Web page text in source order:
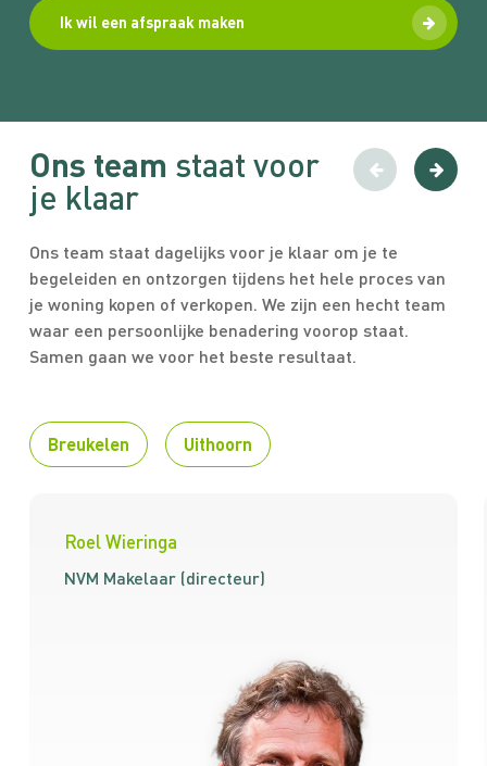
Ik wil een afspraak maken
Ons team staat voor
je klaar
Breukelen Uithoorn
Ons team staat dagelijks voor je klaar om je te
begeleiden en ontzorgen tijdens het hele proces van
je woning kopen of verkopen. We zijn een hecht team
waar een persoonlijke benadering voorop staat.
Samen gaan we voor het beste resultaat.
Roel Wieringa
NVM Makelaar (directeur)